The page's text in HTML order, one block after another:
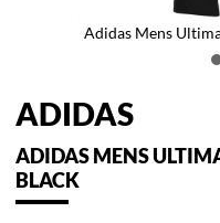
Adidas Mens
ADIDAS
ADIDAS MENS
BLACK